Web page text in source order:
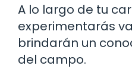
A lo largo de tu
experimentarás
brindarán un
del campo.